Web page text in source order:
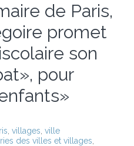
de Paris,
promet
son
pour
villages ville
des villes et villages